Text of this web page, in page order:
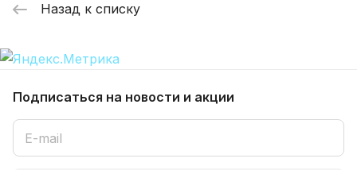
Назад к списку
Подписаться на новости и акции